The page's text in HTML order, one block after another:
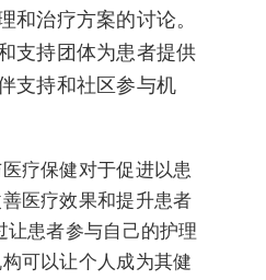
和治疗方案的讨论。
支持团体为患者提供
支持和社区参与机
疗保健对于促进以患
医疗效果和提升患者
患者参与自己的护理
可以让个人成为其健